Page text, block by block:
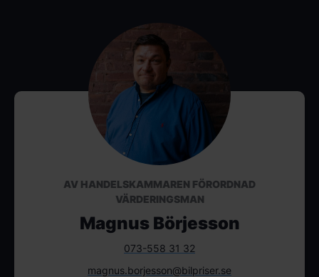
AV HANDELSKAMMAREN FÖRORDNAD
VÄRDERINGSMAN
Magnus Börjesson
073-558 31 32
magnus.borjesson@bilpriser.se